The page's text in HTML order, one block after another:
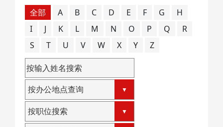
全部 A B C D E F G
H
I
J K L M N O P Q
R
S
T U V W X Y Z
按办公地点查询
按职位搜索